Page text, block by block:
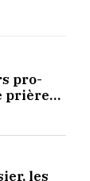
pro-
prière
les